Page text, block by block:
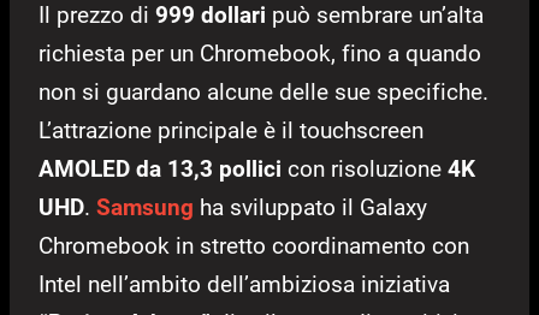
Il prezzo di 999 dollari può sembrare un’alta
richiesta per un Chromebook, fino a quando
non si guardano alcune delle sue specifiche.
L’attrazione principale è il touchscreen
AMOLED da 13,3 pollici con risoluzione 4K
UHD. Samsung ha sviluppato il Galaxy
Chromebook in stretto coordinamento con
Intel nell’ambito dell’ambiziosa iniziativa